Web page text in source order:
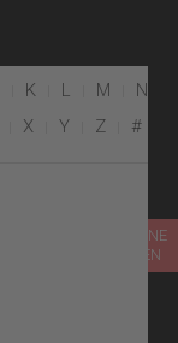
TERMIN ONLINE
VEREINBAREN
K L M
N
X Y Z #